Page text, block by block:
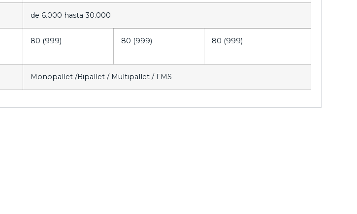
de 6.000 hasta 30.000
80 (999) 80 (999) 80 (999)
Monopallet /Bipallet / Multipallet / FMS